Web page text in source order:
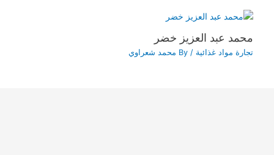
محمد عبد العزيز خضر
تجارة مواد غذائية / By محمد شعراوي